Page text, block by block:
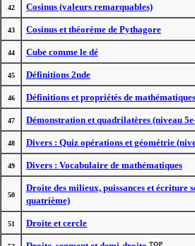
42 Cosinus (valeurs remarquables)
43 Cosinus et théorème de Pythagore
44 Cube comme le dé
45 Définitions 2nde
46 Définitions et propriétés de mathématiques
47 Démonstration et quadrilatères (niveau
48 Divers : Quiz opérations et géométrie
49 Divers : Vocabulaire de mathématiques
50
Droite des milieux, puissances et écriture
quatrième)
51 Droite et cercle